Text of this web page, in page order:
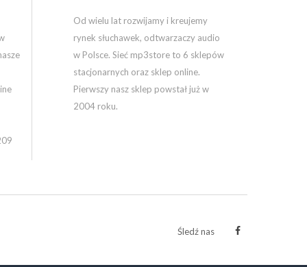
Od wielu lat rozwijamy i kreujemy
rynek słuchawek, odtwarzaczy audio
w Polsce. Sieć mp3store to 6 sklepów
stacjonarnych oraz sklep online.
Pierwszy nasz sklep powstał już w
2004 roku.
Śledź nas